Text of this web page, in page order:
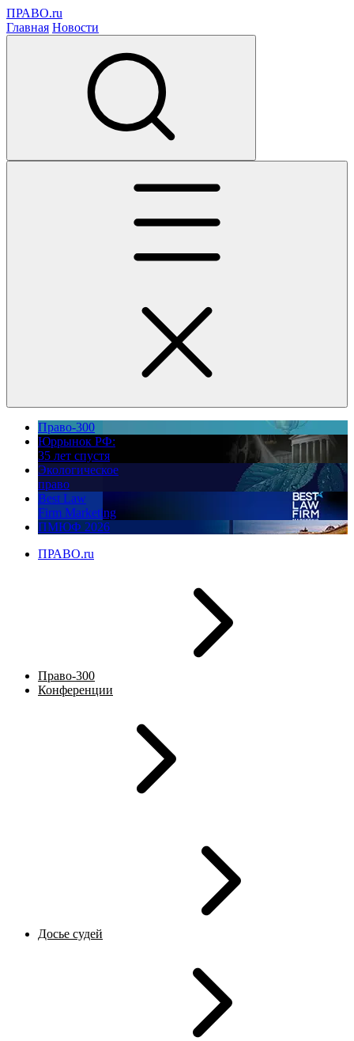
ПРАВО.ru
Главная Новости
Право-300
Юррынок РФ:
35 лет спустя
Экологическое
право
Best Law
Firm Marketing
ПМЮФ 2026
ПРАВО.ru
Право-300
Конференции
Досье судей